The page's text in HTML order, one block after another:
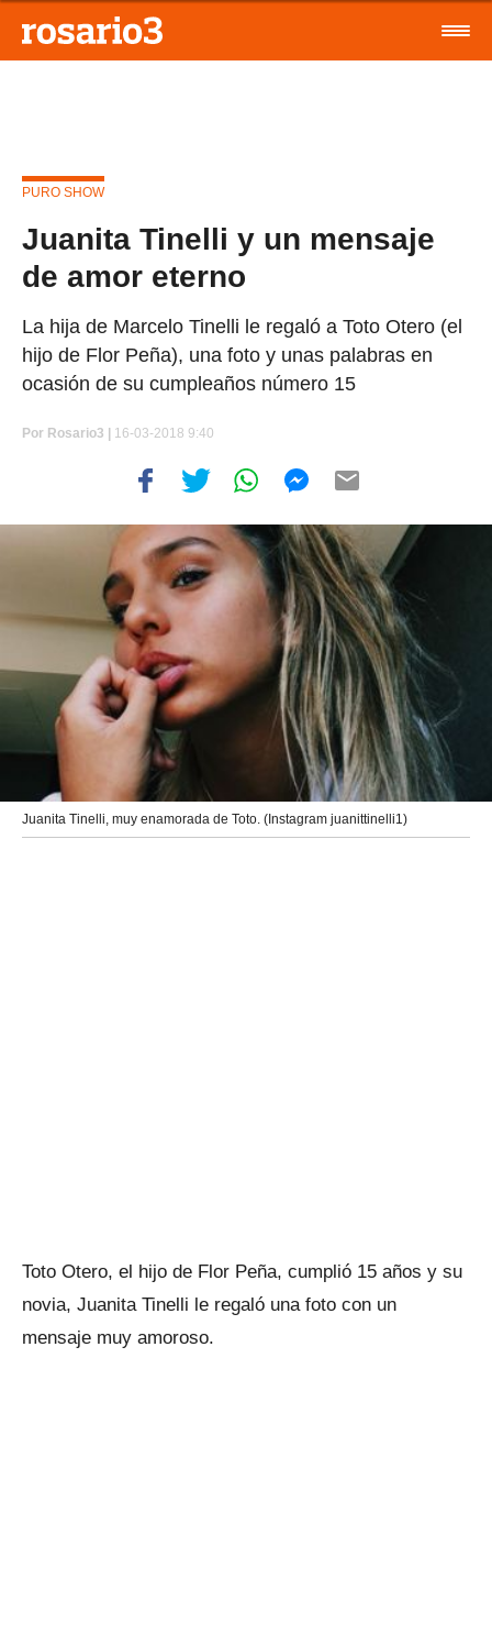
PURO SHOW
Juanita Tinelli y un mensaje
de amor eterno
La hija de Marcelo Tinelli le regaló a Toto Otero (el
hijo de Flor Peña), una foto y unas palabras en
ocasión de su cumpleaños número 15
Por Rosario3 | 16-03-2018 9:40
Juanita Tinelli, muy enamorada de Toto. (Instagram juanittinelli1)
Toto Otero, el hijo de Flor Peña, cumplió 15 años y su
novia, Juanita Tinelli le regaló una foto con un
mensaje muy amoroso.